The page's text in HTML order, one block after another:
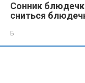
Сонник
сниться
Б